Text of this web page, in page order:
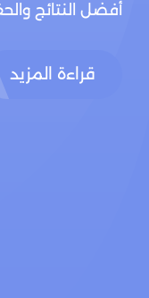
أفضل النتائج
قراءة المزيد